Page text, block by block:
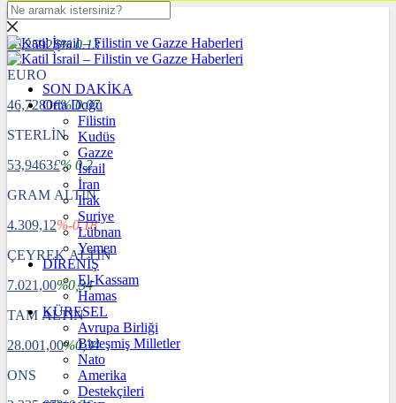
DOLAR
40,2592$% 0.13
EURO
46,7280€% 0.07
STERLİN
53,9463£% 0.2
GRAM ALTIN
4.309,12%-0,18
ÇEYREK ALTIN
7.021,00%0,34
TAM ALTIN
28.001,00%0,34
ONS
SON DAKİKA
Orta Doğu
Filistin
Kudüs
Gazze
İsrail
İran
Irak
Suriye
Lübnan
Yemen
DİRENİŞ
El-Kassam
Hamas
KÜRESEL
Avrupa Birliği
Birleşmiş Milletler
Nato
Amerika
Destekçileri